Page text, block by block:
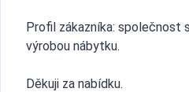
Profil zákazníka: společnost
výrobou nábytku.
Děkuji za nabídku.